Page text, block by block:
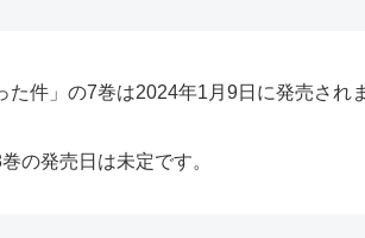
件」の7巻は2024年1月9日に発売され
の発売日は未定です。